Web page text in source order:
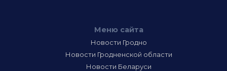
Меню сайта
Новости Гродно
Новости Гродненской области
Новости Беларуси